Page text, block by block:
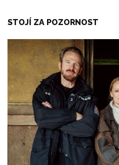
STOJÍ ZA POZORNOST